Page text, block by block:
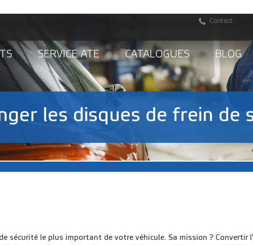
Contact
SERVICE ATE CATALOGUES BLOG
les disques de frein de
de sécurité le plus important de votre véhicule. Sa mission ? Convertir l’